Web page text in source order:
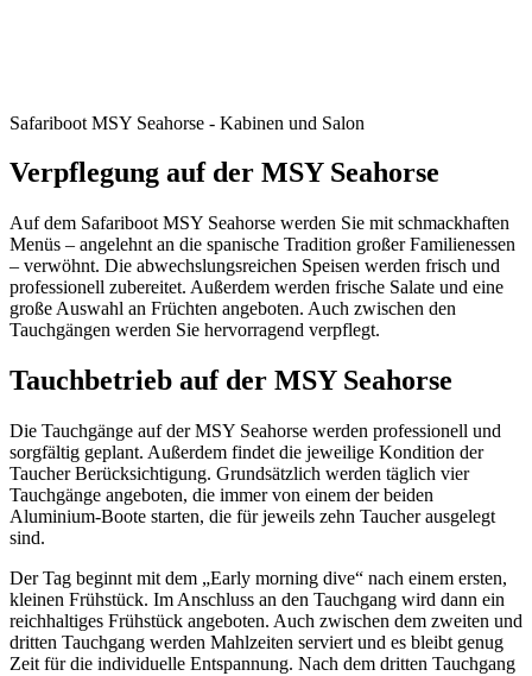
Safariboot MSY Seahorse - Kabinen und Salon
Verpflegung auf der MSY Seahorse
Auf dem Safariboot MSY Seahorse werden Sie mit schmackhaften
Menüs – angelehnt an die spanische Tradition großer Familienessen
– verwöhnt. Die abwechslungsreichen Speisen werden frisch und
professionell zubereitet. Außerdem werden frische Salate und eine
große Auswahl an Früchten angeboten. Auch zwischen den
Tauchgängen werden Sie hervorragend verpflegt.
Tauchbetrieb auf der MSY Seahorse
Die Tauchgänge auf der MSY Seahorse werden professionell und
sorgfältig geplant. Außerdem findet die jeweilige Kondition der
Taucher Berücksichtigung. Grundsätzlich werden täglich vier
Tauchgänge angeboten, die immer von einem der beiden
Aluminium-Boote starten, die für jeweils zehn Taucher ausgelegt
sind.
Der Tag beginnt mit dem „Early morning dive“ nach einem ersten,
kleinen Frühstück. Im Anschluss an den Tauchgang wird dann ein
reichhaltiges Frühstück angeboten. Auch zwischen dem zweiten und
dritten Tauchgang werden Mahlzeiten serviert und es bleibt genug
Zeit für die individuelle Entspannung. Nach dem dritten Tauchgang